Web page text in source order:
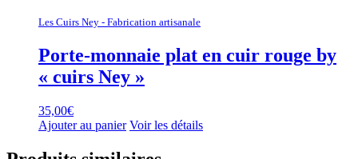
Les Cuirs Ney - Fabrication artisanale
Porte-monnaie plat en cuir rouge by
« cuirs Ney »
35,00€
Ajouter au panier Voir les détails